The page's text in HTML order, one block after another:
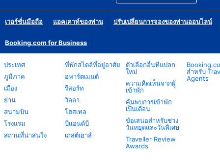
เวอร์ชั่นมือถือ แอคเคาท์ของท่าน ปรับเปลี่ยนการจองของท่านออนไลน์
Booking.com for Business
ประเทศ
ภูมิภาค
เมือง
ย่าน
สนามบิน
โรงแรม
สถานที่น่าสนใจ
ที่พักสไตล์ที่อยู่อาศัย
อพาร์ตเมนต์
รีสอร์ท
วิลลา
โฮสเทล
บีแอนด์บี
เกสต์เฮาส์
ตัวเลือกอื่นที่แปลก
ใหม่
ความคิดเห็นจากผู้
เข้าพัก
ค้นพบการเข้าพัก
เป็นเดือน
ข้อเสนอสำหรับช่วง
วันหยุดและวันพิเศษ
Traveller Review
Awards
สำหรับ
Agents